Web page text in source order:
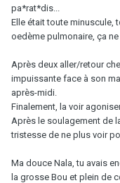
pa*rat*dis...
Elle était toute minuscule,
oedème pulmonaire, ça
Après deux aller/retour
impuissante face à son
après-midi.
Finalement, la voir
Après le soulagement de
tristesse de ne plus voir
Ma douce Nala, tu avais
la grosse Bou et plein de